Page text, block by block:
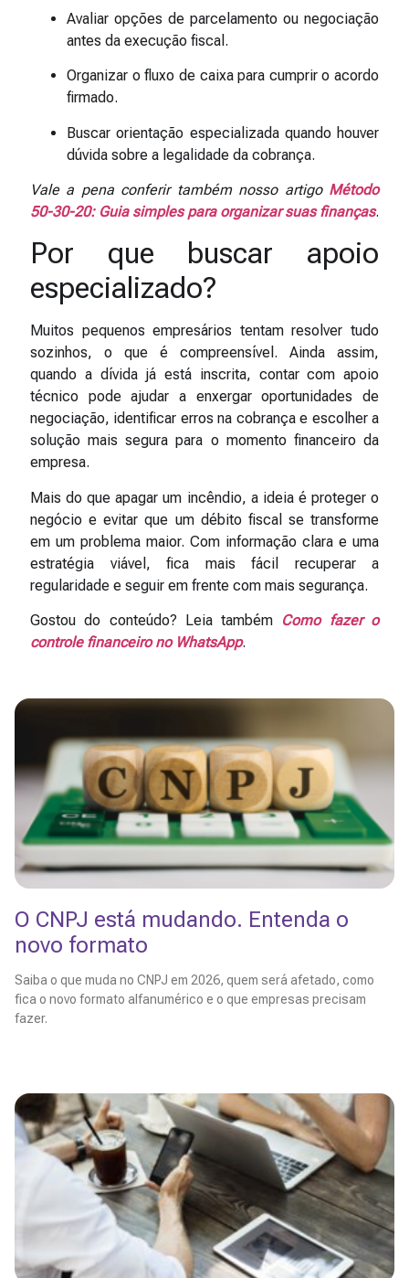
Avaliar opções de parcelamento ou negociação
antes da execução fiscal.
Organizar o fluxo de caixa para cumprir o acordo
firmado.
Buscar orientação especializada quando houver
dúvida sobre a legalidade da cobrança.
Vale a pena conferir também nosso artigo Método
50-30-20: Guia simples para organizar suas finanças.
Por que buscar apoio
especializado?
Muitos pequenos empresários tentam resolver tudo
sozinhos, o que é compreensível. Ainda assim,
quando a dívida já está inscrita, contar com apoio
técnico pode ajudar a enxergar oportunidades de
negociação, identificar erros na cobrança e escolher a
solução mais segura para o momento financeiro da
empresa.
Mais do que apagar um incêndio, a ideia é proteger o
negócio e evitar que um débito fiscal se transforme
em um problema maior. Com informação clara e uma
estratégia viável, fica mais fácil recuperar a
regularidade e seguir em frente com mais segurança.
Gostou do conteúdo? Leia também Como fazer o
controle financeiro no WhatsApp.
O CNPJ está mudando. Entenda o
novo formato
Saiba o que muda no CNPJ em 2026, quem será afetado, como
fica o novo formato alfanumérico e o que empresas precisam
fazer.